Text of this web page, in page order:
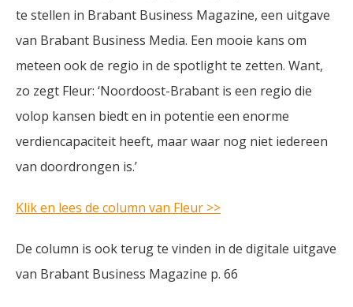
te stellen in Brabant Business Magazine, een uitgave
van Brabant Business Media. Een mooie kans om
meteen ook de regio in de spotlight te zetten. Want,
zo zegt Fleur: ‘Noordoost-Brabant is een regio die
volop kansen biedt en in potentie een enorme
verdiencapaciteit heeft, maar waar nog niet iedereen
van doordrongen is.’
Klik en lees de column van Fleur >>
De column is ook terug te vinden in de digitale uitgave
van Brabant Business Magazine p. 66